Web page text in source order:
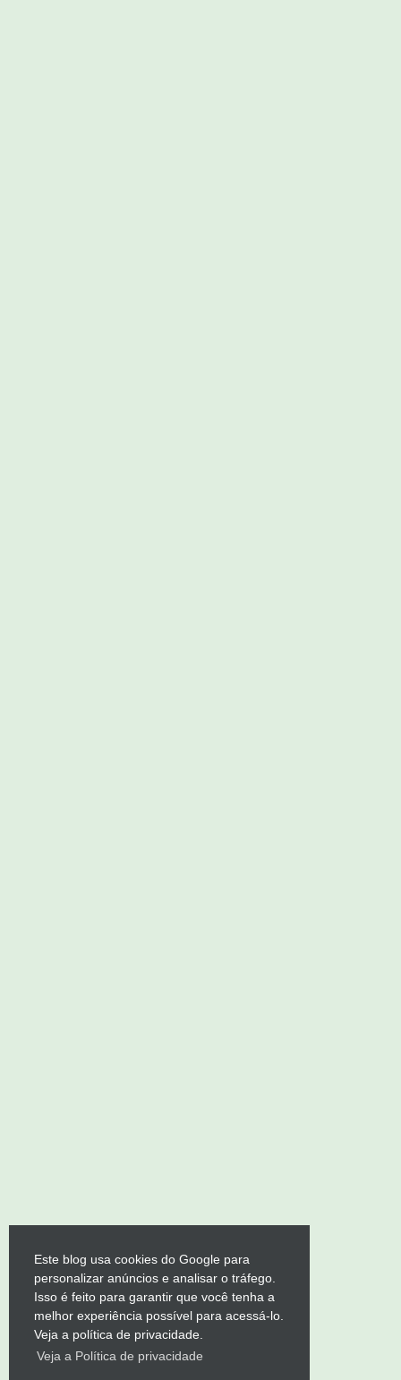
Este blog usa cookies do Google para
personalizar anúncios e analisar o tráfego.
Isso é feito para garantir que você tenha a
melhor experiência possível para acessá-lo.
Veja a política de privacidade.
Veja a Política de privacidade